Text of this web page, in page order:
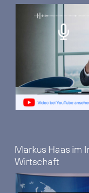
Markus Haas im
Wirtschaft